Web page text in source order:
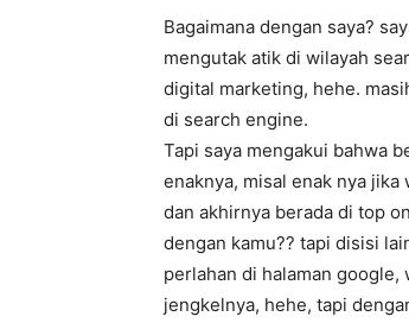
Bagaimana dengan saya?
mengutak atik di wilayah
digital marketing, hehe.
di search engine.
Tapi saya mengakui bahwa
enaknya, misal enak nya
dan akhirnya berada di top
dengan kamu?? tapi disisi
perlahan di halaman google,
jengkelnya, hehe, tapi